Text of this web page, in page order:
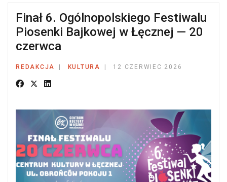
Finał 6. Ogólnopolskiego Festiwalu
Piosenki Bajkowej w Łęcznej — 20
czerwca
REDAKCJA KULTURA 12 CZERWIEC 2026